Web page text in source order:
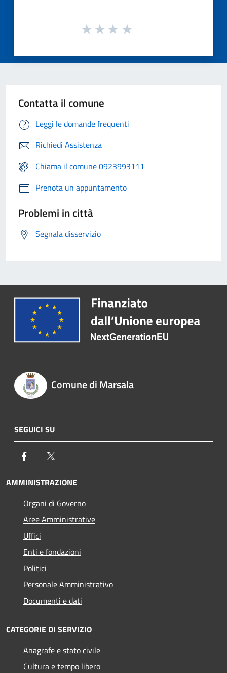
Contatta il comune
Leggi le domande frequenti
Richiedi Assistenza
Chiama il comune 0923993111
Prenota un appuntamento
Problemi in città
Segnala disservizio
Comune di Marsala
SEGUICI SU
Facebook
AMMINISTRAZIONE
Organi di Governo
Aree Amministrative
Uffici
Enti e fondazioni
Politici
Personale Amministrativo
Documenti e dati
CATEGORIE DI SERVIZIO
Anagrafe e stato civile
Cultura e tempo libero